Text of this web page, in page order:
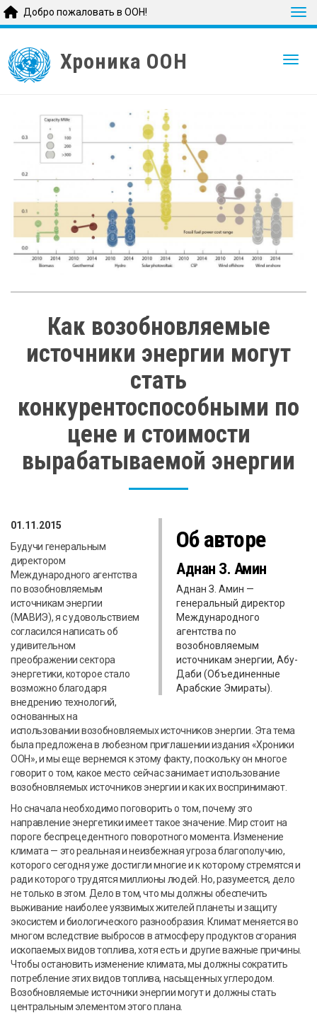
main
content
Добро пожаловать в ООН!
Хроникa ООН
Как возобновляемые
источники энергии могут
стать
конкурентоспособными по
цене и стоимости
вырабатываемой энергии
Об авторе
Аднан З. Амин
Аднан З. Амин —
генеральный директор
Международного
агентства по
возобновляемым
источникам энергии, Абу-
Даби (Объединенные
Арабские Эмираты).
01.11.2015
Будучи генеральным
директором
Международного агентства
по возобновляемым
источникам энергии
(МАВИЭ), я с удовольствием
согласился написать об
удивительном
преображении сектора
энергетики, которое стало
возможно благодаря
внедрению технологий,
основанных на
использовании возобновляемых источников энергии. Эта тема
была предложена в любезном приглашении издания «Хроники
ООН», и мы еще вернемся к этому факту, поскольку он многое
говорит о том, какое место сейчас занимает использование
возобновляемых источников энергии и как их воспринимают.
Но сначала необходимо поговорить о том, почему это
направление энергетики имеет такое значение. Мир стоит на
пороге беспрецедентного поворотного момента. Изменение
климата — это реальная и неизбежная угроза благополучию,
которого сегодня уже достигли многие и к которому стремятся и
ради которого трудятся миллионы людей. Но, разумеется, дело
не только в этом. Дело в том, что мы должны обеспечить
выживание наиболее уязвимых жителей планеты и защиту
экосистем и биологического разнообразия. Климат меняется во
многом вследствие выбросов в атмосферу продуктов сгорания
ископаемых видов топлива, хотя есть и другие важные причины.
Чтобы остановить изменение климата, мы должны сократить
потребление этих видов топлива, насыщенных углеродом.
Возобновляемые источники энергии могут и должны стать
центральным элементом этого плана.